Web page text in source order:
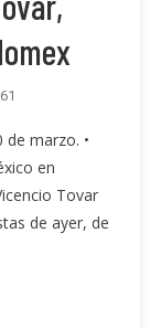
de marzo. •
en
Tovar
de ayer, de